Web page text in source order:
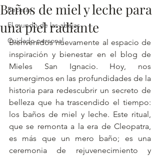
Recetas
El mundo de las abejas
Cuidado personal
Baños de miel y leche para
una piel radiante
Bienvenidos nuevamente al espacio de
inspiración y bienestar en el blog de
Mieles San Ignacio. Hoy, nos
sumergimos en las profundidades de la
historia para redescubrir un secreto de
belleza que ha trascendido el tiempo:
los baños de miel y leche. Este ritual,
que se remonta a la era de Cleopatra,
es más que un mero baño; es una
ceremonia de rejuvenecimiento y